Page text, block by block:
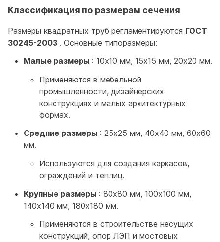
Классификация по размерам сечения
Размеры квадратных труб регламентируются ГОСТ
30245-2003 . Основные типоразмеры:
Малые размеры : 10х10 мм, 15х15 мм, 20х20 мм.
Применяются в мебельной
промышленности, дизайнерских
конструкциях и малых архитектурных
формах.
Средние размеры : 25х25 мм, 40х40 мм, 60х60
мм.
Используются для создания каркасов,
ограждений и теплиц.
Крупные размеры : 80х80 мм, 100х100 мм,
140х140 мм, 180х180 мм.
Применяются в строительстве несущих
конструкций, опор ЛЭП и мостовых